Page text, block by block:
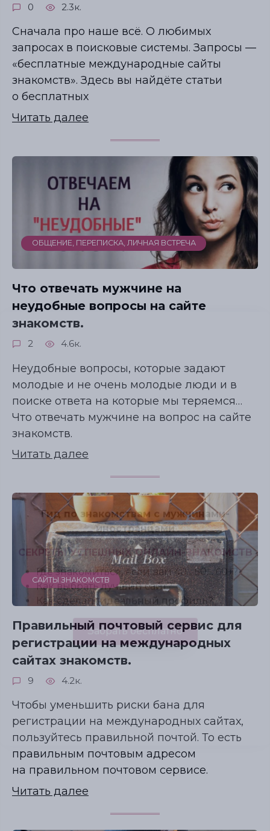
0 2.3к.
Сначала про наше всё. О любимых
запросах в поисковые системы. Запросы —
«бесплатные международные сайты
знакомств». Здесь вы найдёте статьи
о бесплатных
Читать далее
ОБЩЕНИЕ, ПЕРЕПИСКА, ЛИЧНАЯ ВСТРЕЧА
Что отвечать мужчине на
неудобные вопросы на сайте
знакомств.
2 4.6к.
Неудобные вопросы, которые задают
молодые и не очень молодые люди и в
поиске ответа на которые мы теряемся…
Что отвечать мужчине на вопрос на сайте
знакомств.
Читать далее
САЙТЫ ЗНАКОМСТВ
Правильный почтовый сервис для
регистрации на международных
сайтах знакомств.
9 4.2к.
Чтобы уменьшить риски бана для
регистрации на международных сайтах,
пользуйтесь правильной почтой. То есть
правильным почтовым адресом
на правильном почтовом сервисе.
Читать далее